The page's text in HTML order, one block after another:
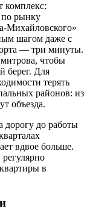
комплекс:
по рынку
Михайловского»
шагом даже с
— три минуты.
чтобы
берег. Для
терять
районов: из
объезда.
дорогу до работы
вдвое больше.
в